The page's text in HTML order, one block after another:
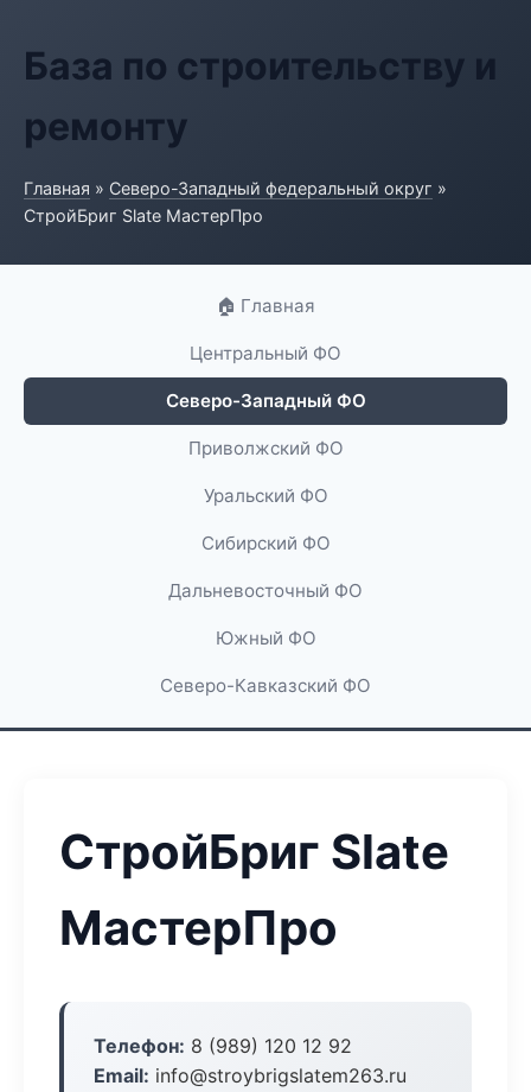
База по строительству и
ремонту
Главная » Северо-Западный федеральный округ »
СтройБриг Slate МастерПро
🏠 Главная
Центральный ФО
Северо-Западный ФО
Приволжский ФО
Уральский ФО
Сибирский ФО
Дальневосточный ФО
Южный ФО
Северо-Кавказский ФО
СтройБриг Slate
МастерПро
Телефон: 8 (989) 120 12 92
Email: info@stroybrigslatem263.ru